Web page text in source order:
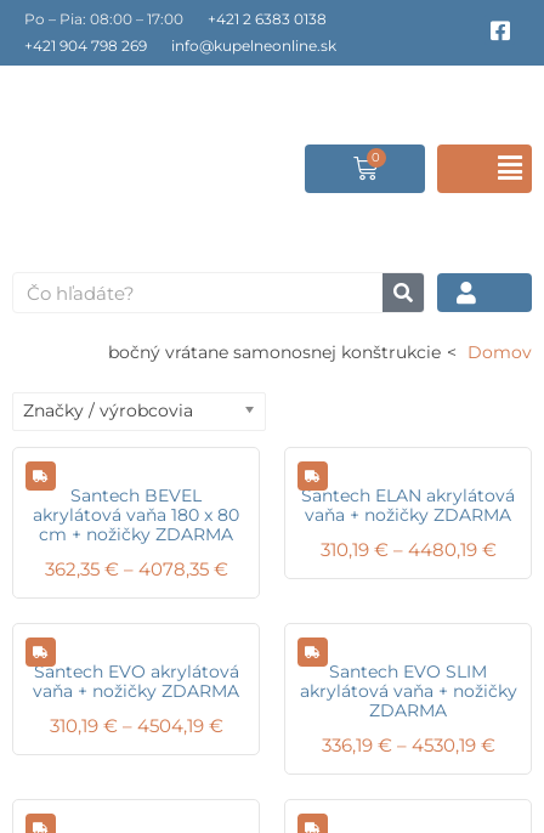
Preskočiť
Po – Pia: 08:00 – 17:00
+421 2 6383 0138
+421 904 798 269
info@kupelneonline.sk
F
a
c
o
k
-
r
0
Cart
Vyhľadať
Domov
bočný vrátane samonosnej konštrukcie
Značky / výrobcovia
Santech BEVEL
akrylátová vaňa 180 x 80
cm + nožičky ZDARMA
362,35 € – 4078,35 €Price
range:
362,35 €
through
4078,35 €
Santech ELAN akrylátová
vaňa + nožičky ZDARMA
310,19 € – 4480,19 €Price
Santech EVO akrylátová
vaňa + nožičky ZDARMA
310,19 € – 4504,19 €Price
range:
310,19 €
through
4504,19 €
Santech EVO SLIM
akrylátová vaňa + nožičky
ZDARMA
336,19 € – 4530,19 €Price